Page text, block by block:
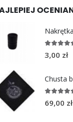
3,00 zł
69,00 zł